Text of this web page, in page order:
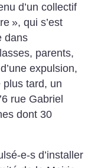
d’un collectif
», qui s’est
dans
parents,
expulsion,
plus tard, un
rue Gabriel
dont 30
e-s d’installer